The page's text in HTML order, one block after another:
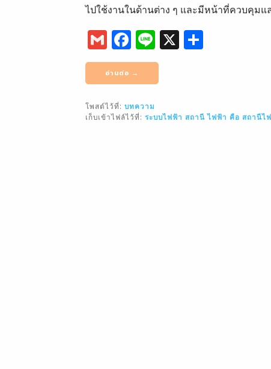
ไปใช้งานในด้านต่าง ๆ และมีหน้าที่ควบคุมแ
G
m
ai
l
F
a
c
e
b
Li
n
e
X
อ่านต่อ →
โพสต์ไว้ที่: บทความ
เก็บเข้าไฟล์ไว้ที่: ระบบไฟฟ้า สถานี ไฟฟ้า คือ สถานีไ